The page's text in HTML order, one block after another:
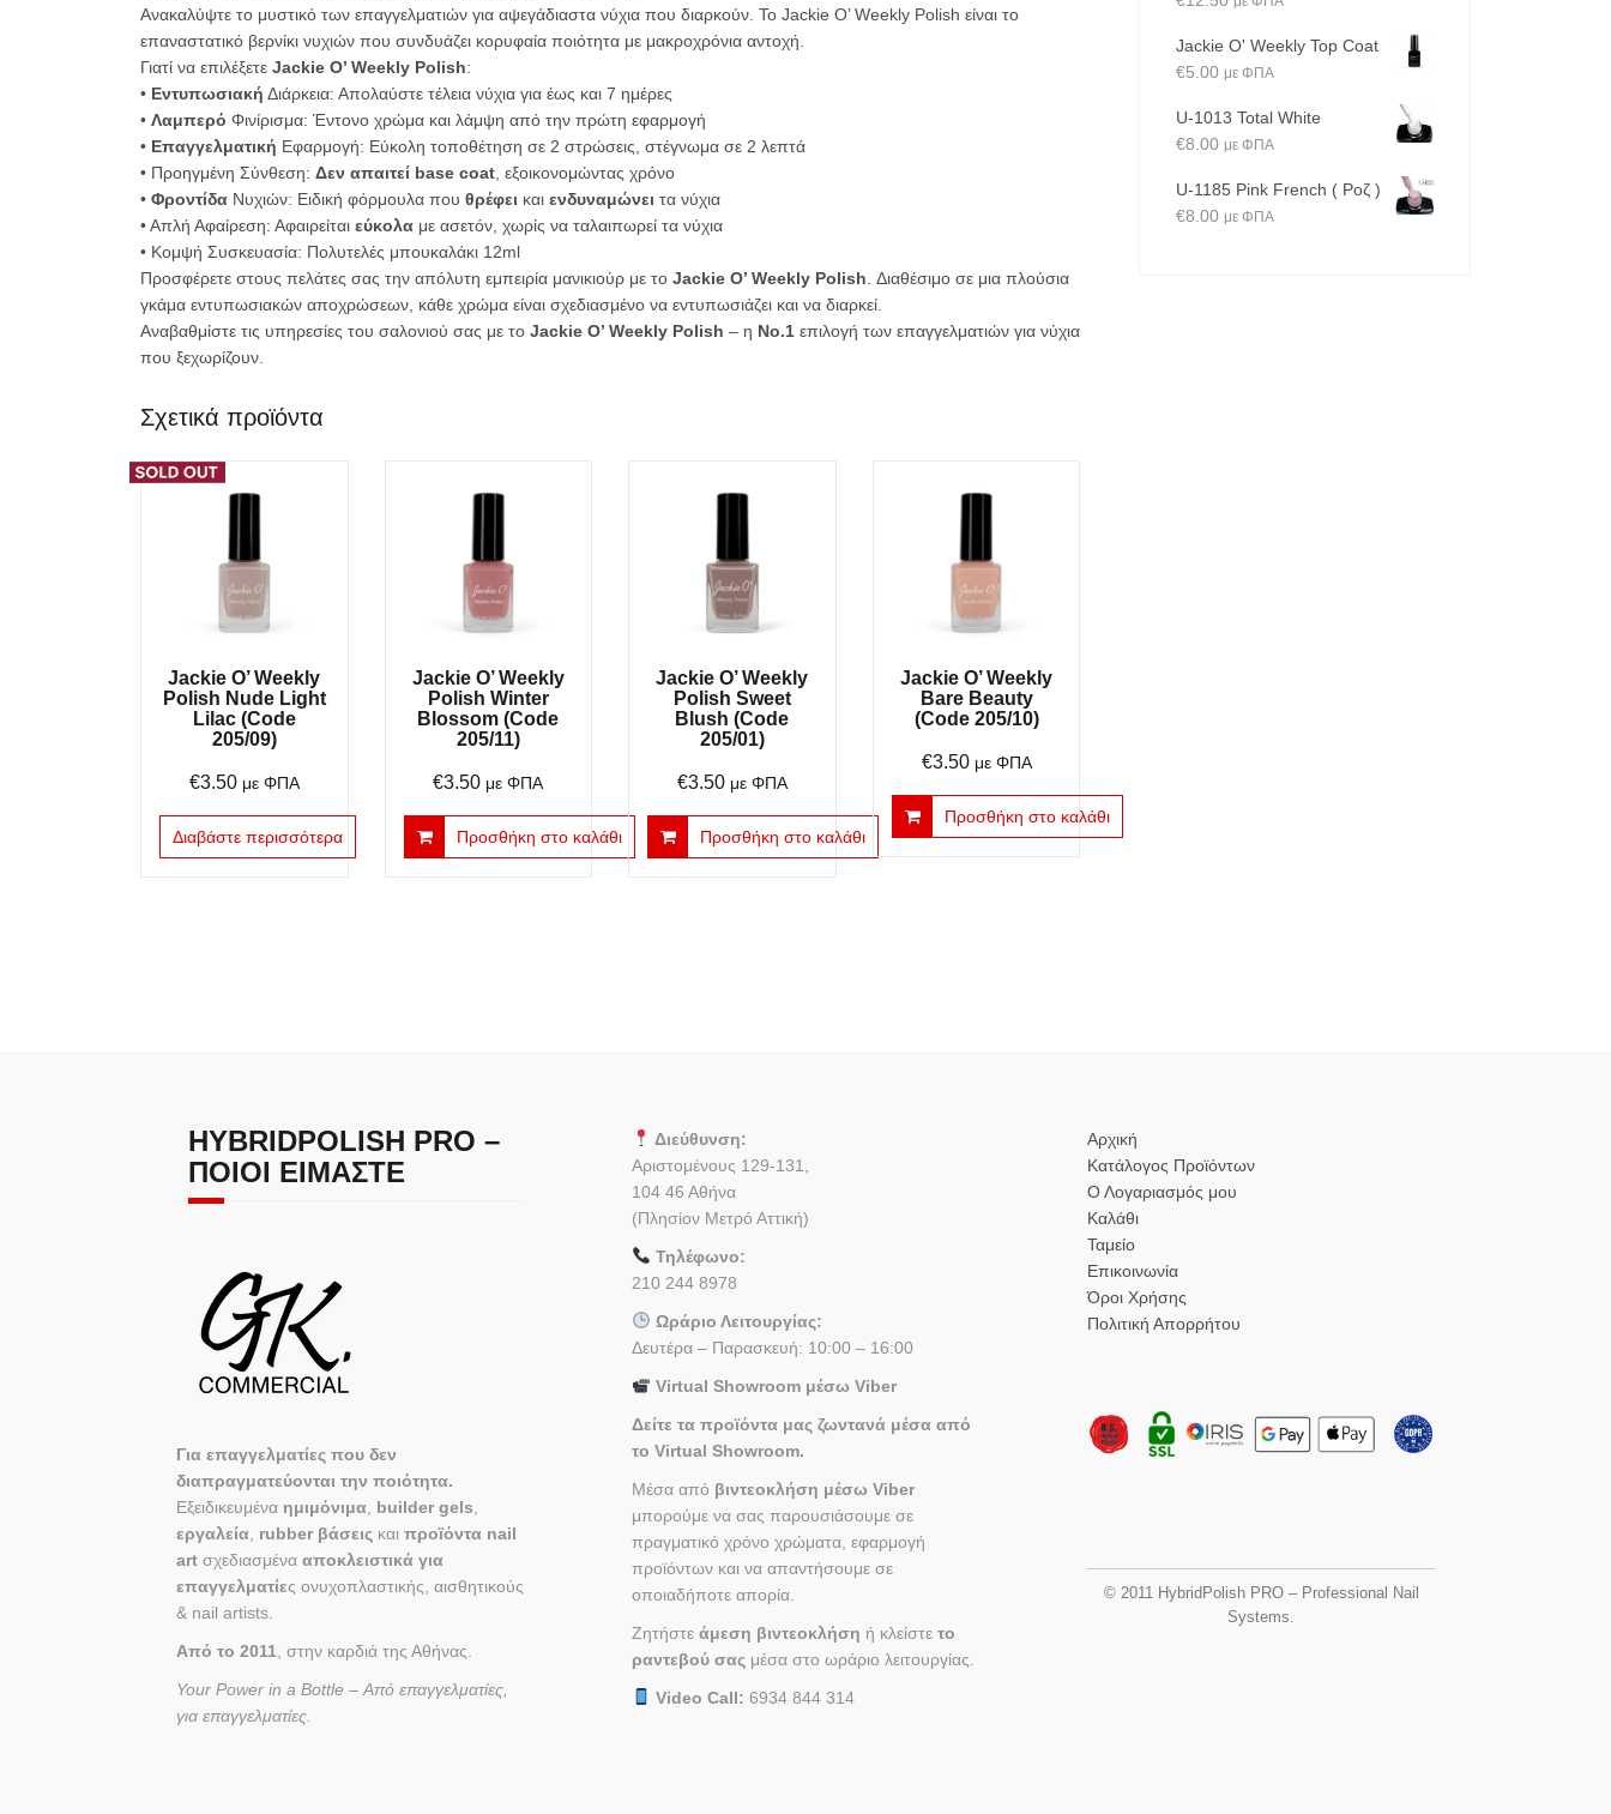
Ανακαλύψτε το μυστικό των επαγγελματιών για αψεγάδιαστα νύχια που διαρκούν. Το Jackie O’ Weekly Polish είναι το
επαναστατικό βερνίκι νυχιών που συνδυάζει κορυφαία ποιότητα με μακροχρόνια αντοχή.
Γιατί να επιλέξετε Jackie O’ Weekly Polish:
• Εντυπωσιακή Διάρκεια: Απολαύστε τέλεια νύχια για έως και 7 ημέρες
• Λαμπερό Φινίρισμα: Έντονο χρώμα και λάμψη από την πρώτη εφαρμογή
• Επαγγελματική Εφαρμογή: Εύκολη τοποθέτηση σε 2 στρώσεις, στέγνωμα σε 2 λεπτά
• Προηγμένη Σύνθεση: Δεν απαιτεί base coat , εξοικονομώντας χρόνο
• Φροντίδα Νυχιών: Ειδική φόρμουλα που θρέφει και ενδυναμώνει τα νύχια
• Απλή Αφαίρεση: Αφαιρείται εύκολα με ασετόν, χωρίς να ταλαιπωρεί τα νύχια
• Κομψή Συσκευασία: Πολυτελές μπουκαλάκι 12ml
Προσφέρετε στους πελάτες σας την απόλυτη εμπειρία μανικιούρ με το Jackie O’ Weekly Polish . Διαθέσιμο σε μια πλούσια
γκάμα εντυπωσιακών αποχρώσεων, κάθε χρώμα είναι σχεδιασμένο να εντυπωσιάζει και να διαρκεί.
Αναβαθμίστε τις υπηρεσίες του σαλονιού σας με το Jackie O’ Weekly Polish – η Νο.1 επιλογή των επαγγελματιών για νύχια
που ξεχωρίζουν.
Σχετικά προϊόντα
Jackie O’ Weekly
Polish Nude Light
Lilac (Code
205/09)
€3.50 με ΦΠΑ
Διαβάστε περισσότερα
Jackie O’ Weekly
Polish Winter
Blossom (Code
205/11)
€3.50 με ΦΠΑ
Προσθήκη στο καλάθι
Jackie O’ Weekly
Polish Sweet
Blush (Code
205/01)
€3.50 με ΦΠΑ
Προσθήκη στο καλάθι
Jackie O’ Weekly
Bare Beauty
(Code 205/10)
€3.50 με ΦΠΑ
Προσθήκη στο καλάθι
Jackie O' Weekly Top Coat
€5.00 με ΦΠΑ
U-1013 Total White
€8.00 με ΦΠΑ
U-1185 Pink French ( Ροζ )
€8.00 με ΦΠΑ
HYBRIDPOLISH PRO –
ΠΟΙΟΙ ΕΊΜΑΣΤΕ
Για επαγγελματίες που δεν
διαπραγματεύονται την ποιότητα.
Εξειδικευμένα ημιμόνιμα builder gels
εργαλεία rubber βάσεις και προϊόντα nail
art σχεδιασμένα αποκλειστικά για
επαγγελματίες ονυχοπλαστικής, αισθητικούς
& nail artists.
Από το 2011 , στην καρδιά της Αθήνας.
Your Power in a Bottle – Από επαγγελματίες,
για επαγγελματίες.
Διεύθυνση:
Αριστομένους 129-131,
104 46 Αθήνα
(Πλησίον Μετρό Αττική)
Τηλέφωνο:
210 244 8978
Ωράριο Λειτουργίας:
Δευτέρα – Παρασκευή: 10:00 – 16:00
Virtual Showroom μέσω Viber
Δείτε τα προϊόντα μας ζωντανά μέσα από
το Virtual Showroom.
Μέσα από βιντεοκλήση μέσω Viber
μπορούμε να σας παρουσιάσουμε σε
πραγματικό χρόνο χρώματα, εφαρμογή
προϊόντων και να απαντήσουμε σε
οποιαδήποτε απορία.
Ζητήστε άμεση βιντεοκλήση ή κλείστε το
ραντεβού σας μέσα στο ωράριο λειτουργίας.
Video Call: 6934 844 314
Αρχική
Κατάλογος Προϊόντων
Ο Λογαριασμός μου
Καλάθι
Ταμείο
Επικοινωνία
Όροι Χρήσης
Πολιτική Απορρήτου
© 2011 HybridPolish PRO – Professional Nail
Systems.